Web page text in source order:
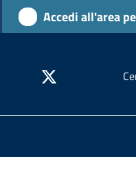
Accedi all'area